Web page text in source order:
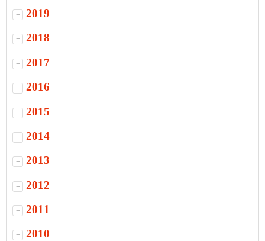
+ 2019
+ 2018
+ 2017
+ 2016
+ 2015
+ 2014
+ 2013
+ 2012
+ 2011
+ 2010